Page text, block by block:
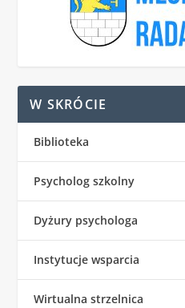
W SKRÓCIE
Biblioteka
Psycholog szkolny
Dyżury psychologa
Instytucje wsparcia
Wirtualna strzelnica